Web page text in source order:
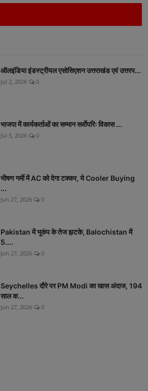
ऑलइंडिया इंडस्ट्रीयल एसोसिएशन उत्तराखंड एवं उत्तरप...
Jul 2, 2026 0
भाजपा में कार्यकर्ताओं का सम्मान सर्वाेपरिः विकास ...
Jul 5, 2026 0
भीषण गर्मी में AC को देगा टक्कर, ये Cooler Buying
...
Jun 27, 2026 0
Pakistan में भूकंप के तेज झटके, Balochistan में
5....
Jun 27, 2026 0
Seychelles दौरे पर PM Modi का खास अंदाज, 194
साल क...
Jun 27, 2026 0